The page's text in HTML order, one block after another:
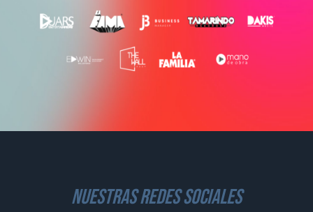
nuestras redes sociales